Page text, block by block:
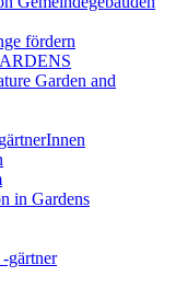
fördern
Garden and
in Gardens
gärtner